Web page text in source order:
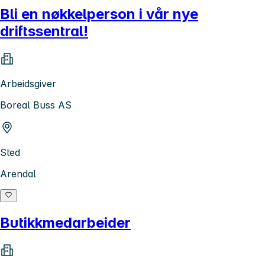
Bli en nøkkelperson i vår nye
driftssentral!
Arbeidsgiver
Boreal Buss AS
Sted
Arendal
Butikkmedarbeider